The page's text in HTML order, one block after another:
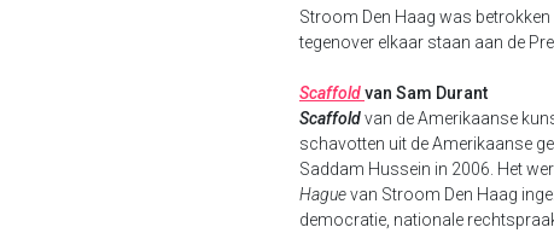
Stroom Den Haag was
tegenover elkaar staan aan de
Scaffoldvan Sam Durant
Scaffoldvan de Amerikaanse
schavotten uit de Amerikaanse
Saddam Hussein in 2006. Het
Haguevan Stroom Den Haag
democratie, nationale